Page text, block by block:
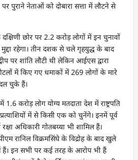
पुराने नेताओं को दोबारा सत्ता में लौटने से
छोर पर 2.2 करोड़ लोगों में इन चुनावों
रहेगा। तीन दशक से चले गृहयुद्ध के बाद
पर शांति लौटी थी लेकिन आईएस द्वारा
में किए गए धमाकों में 269 लोगों के मारे
चुके हैं।
करोड़ लोग योग्य मतदाता देश में राष्ट्रपति
में से किसी एक को चुनेंगे। इनमें पूर्व
रक्षा अधिकारी गोतबय्या भी शामिल हैं।
रानिल विक्रमसिंघे के विद्रोह के बाद खुले
इन सभी पर कई तरह के आरोप भी हैं